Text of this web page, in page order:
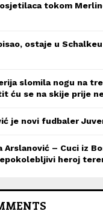
tokom
ostaje u
slomila nogu na
ću se na skije prije
je novi fudbaler
Arslanović – Cuci iz
heroj